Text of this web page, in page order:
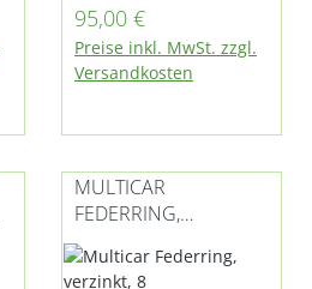
M26 passend) für
Multicar M25 und
M26
Regulärer Preis:
95,00 €
Preise inkl. MwSt. zzgl.
Versandkosten
MULTICAR
FEDERRING,
VERZINKT, 8